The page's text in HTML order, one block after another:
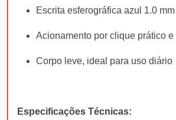
Escrita esferográfica azul 1.0 mm
Acionamento por clique prático e
Corpo leve, ideal para uso diário
Especificações Técnicas: